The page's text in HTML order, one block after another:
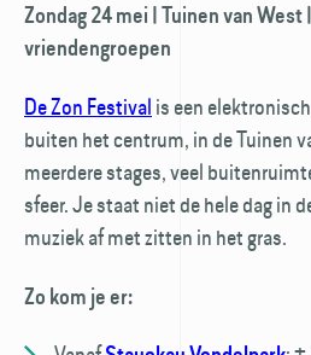
Zondag 24 mei | Tuinen van West
vriendengroepen
De Zon Festival is een
buiten het centrum, in de Tuinen
meerdere stages, veel
sfeer. Je staat niet de hele dag in
muziek af met zitten in het gras.
Zo kom je er: